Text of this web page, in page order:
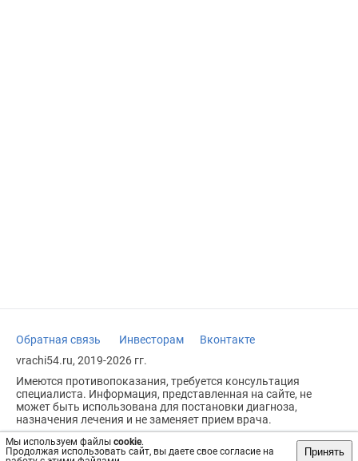
Мы используем файлы cookie.
Продолжая использовать сайт, вы даете свое согласие на
Принять
Обратная связь Инвесторам
Вконтакте
vrachi54.ru, 2019-2026 гг.
Имеются противопоказания, требуется консультация
специалиста. Информация, представленная на сайте, не
может быть использована для постановки диагноза,
назначения лечения и не заменяет прием врача.
Возрастное ограничение: 18+